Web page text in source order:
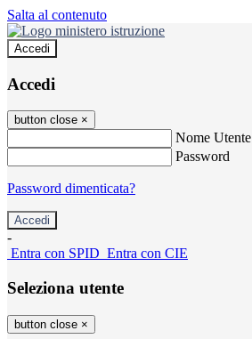
Salta al contenuto
Accedi
Accedi
button close ×
Nome Utente
Password
Password dimenticata?
-
Entra con SPID Entra con CIE
Seleziona utente
button close ×